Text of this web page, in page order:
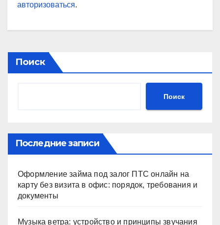
авторизоваться.
Поиск
Поиск
Последние записи
Оформление займа под залог ПТС онлайн на
карту без визита в офис: порядок, требования и
документы
Музыка ветра: устройство и принципы звучания